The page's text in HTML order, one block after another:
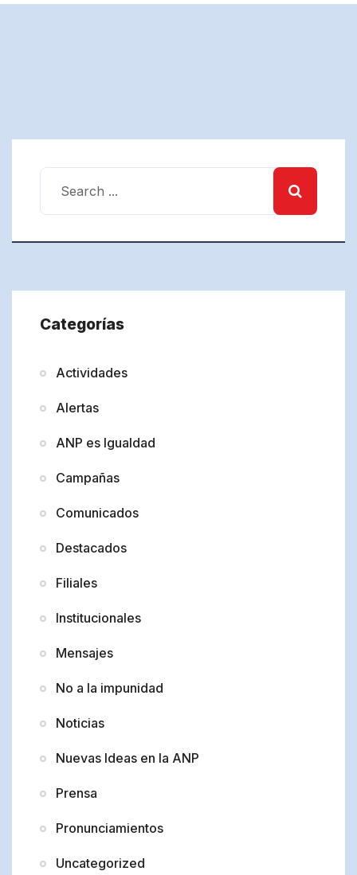
Categorías
Actividades
Alertas
ANP es Igualdad
Campañas
Comunicados
Destacados
Filiales
Institucionales
Mensajes
No a la impunidad
Noticias
Nuevas Ideas en la ANP
Prensa
Pronunciamientos
Uncategorized